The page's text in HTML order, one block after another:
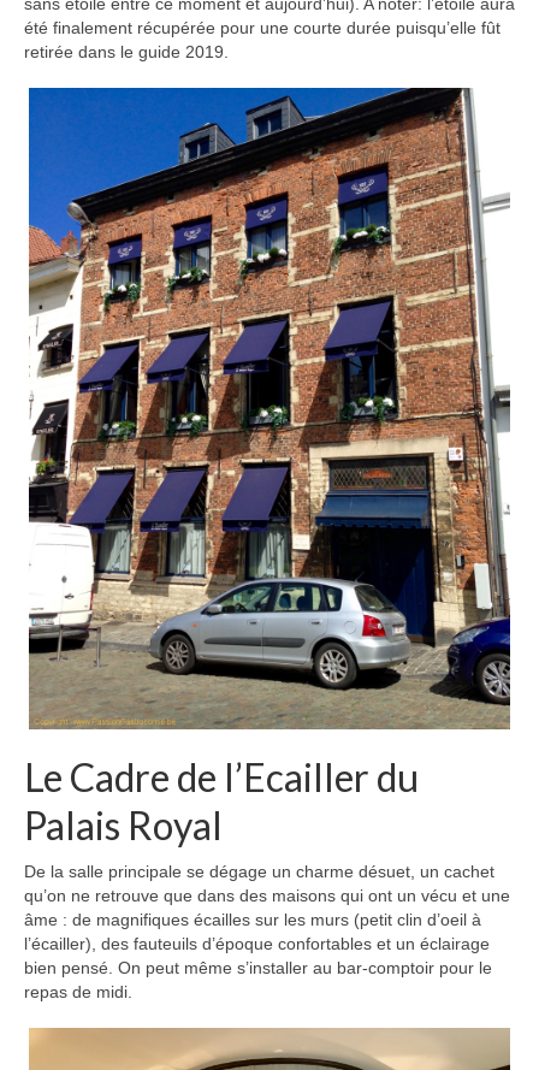
été finalement récupérée pour une courte durée puisqu’elle fût
retirée dans le guide 2019.
Le Cadre de l’Ecailler du
Palais Royal
De la salle principale se dégage un charme désuet, un cachet
qu’on ne retrouve que dans des maisons qui ont un vécu et une
âme : de magnifiques écailles sur les murs (petit clin d’oeil à
l’écailler), des fauteuils d’époque confortables et un éclairage
bien pensé. On peut même s’installer au bar-comptoir pour le
repas de midi.